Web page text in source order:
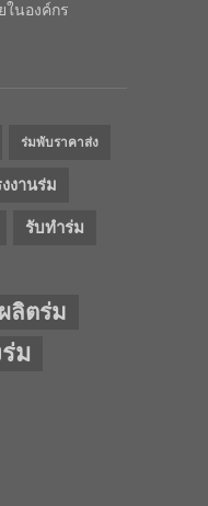
ในองค์กร
ร่มพับราคาส่ง
งานร่ม
รับทำร่ม
ลิตร่ม
ม